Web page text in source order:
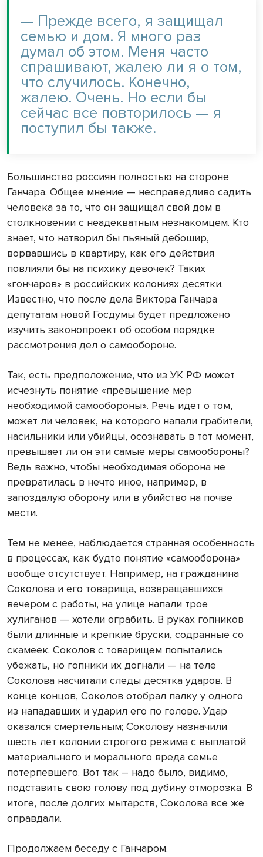
— Прежде всего, я защищал
семью и дом. Я много раз
думал об этом. Меня часто
спрашивают, жалею ли я о том,
что случилось. Конечно,
жалею. Очень. Но если бы
сейчас все повторилось — я
поступил бы также.
Большинство россиян полностью на стороне
Ганчара. Общее мнение — несправедливо садить
человека за то, что он защищал свой дом в
столкновении с неадекватным незнакомцем. Кто
знает, что натворил бы пьяный дебошир,
ворвавшись в квартиру, как его действия
повлияли бы на психику девочек? Таких
«гончаров» в российских колониях десятки.
Известно, что после дела Виктора Ганчара
депутатам новой Госдумы будет предложено
изучить законопроект об особом порядке
рассмотрения дел о самообороне.
Так, есть предположение, что из УК РФ может
исчезнуть понятие «превышение мер
необходимой самообороны». Речь идет о том,
может ли человек, на которого напали грабители,
насильники или убийцы, осознавать в тот момент,
превышает ли он эти самые меры самообороны?
Ведь важно, чтобы необходимая оборона не
превратилась в нечто иное, например, в
запоздалую оборону или в убийство на почве
мести.
Тем не менее, наблюдается странная особенность
в процессах, как будто понятие «самооборона»
вообще отсутствует. Например, на гражданина
Соколова и его товарища, возвращавшихся
вечером с работы, на улице напали трое
хулиганов — хотели ограбить. В руках гопников
были длинные и крепкие бруски, содранные со
скамеек. Соколов с товарищем попытались
убежать, но гопники их догнали — на теле
Соколова насчитали следы десятка ударов. В
конце концов, Соколов отобрал палку у одного
из нападавших и ударил его по голове. Удар
оказался смертельным; Соколову назначили
шесть лет колонии строгого режима с выплатой
материального и морального вреда семье
потерпевшего. Вот так – надо было, видимо,
подставить свою голову под дубину отморозка. В
итоге, после долгих мытарств, Соколова все же
оправдали.
Продолжаем беседу с Ганчаром.